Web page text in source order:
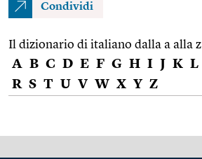
Condividi
Il dizionario di italiano dalla a alla z
A B C D E F G H I J K L
R S T U V W X Y Z